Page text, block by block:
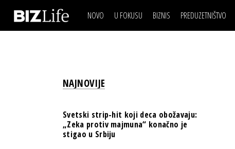
NOVO U FOKUSU BIZNIS
BREND I
BANKE
PREDUZETNIŠTVO
IZJAVA DANABIZNIS SCENA
OSIGURANJE
TECH I AI
NAJNOVIJE
Svetski strip-hit koji deca obožavaju:
„Zeka protiv majmuna“ konačno je
stigao u Srbiju